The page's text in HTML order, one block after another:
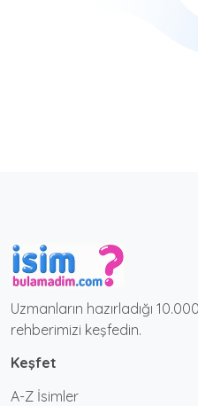
Uzmanların hazırladığı
rehberimizi keşfedin.
Keşfet
A-Z İsimler